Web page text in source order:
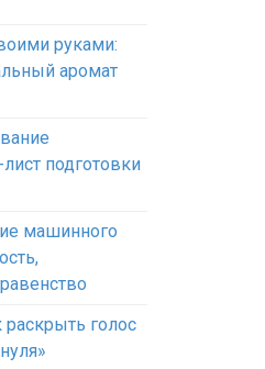
руками:
аромат
подготовки
машинного
раскрыть голос